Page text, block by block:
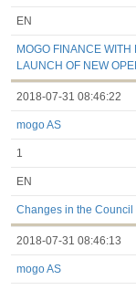
EN
MOGO FINANCE
LAUNCH OF NEW
2018-07-31 08:46:22
mogo AS
1
EN
Changes in the Council
2018-07-31 08:46:13
mogo AS